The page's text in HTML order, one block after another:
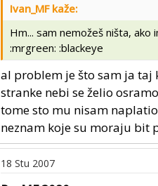
Ivan_MF kaže:
Hm... sam nemožeš ništa,
:mrgreen: :blackeye
al problem je što sam ja
stranke nebi se želio
tome sto mu nisam
neznam koje su moraju bit
18 Stu 2007